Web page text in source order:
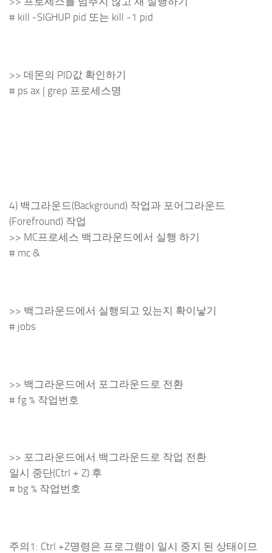
# kill -SIGHUP pid 또는 kill -1 pid
>> 데몬의 PID값 확인하기
# ps ax | grep 프로세스명
4) 백그라운드(Background) 작업과 포어그라운드
(Forefround) 작업
>> MC프로세스 백그라운드에서 실행 하기
# mc &
>> 백그라운드에서 실행되고 있는지 확이낳기
# jobs
>> 백그라운드에서 포그라운드로 전환
# fg % 작업번호
>> 포그라운드에서 백그라운드로 작업 전환
일시 중단(Ctrl + Z) 후
# bg % 작업번호
주의1: Ctrl +Z명령은 프로그램이 일시 중지 된 상태이므